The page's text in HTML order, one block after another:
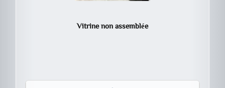
Vitrine non assemblée